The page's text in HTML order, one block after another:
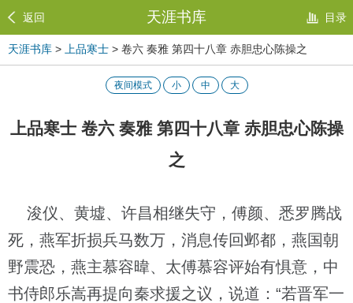
返回 天涯书库 目录
天涯书库 > 上品寒士 > 卷六 奏雅 第四十八章 赤胆忠心陈操之
夜间模式 小 中 大
上品寒士 卷六 奏雅 第四十八章 赤胆忠心陈操
之
浚仪、黄墟、许昌相继失守，傅颜、悉罗腾战
死，燕军折损兵马数万，消息传回邺都，燕国朝
野震恐，燕主慕容暐、太傅慕容评始有惧意，中
书侍郎乐嵩再提向秦求援之议，说道：“若晋军一